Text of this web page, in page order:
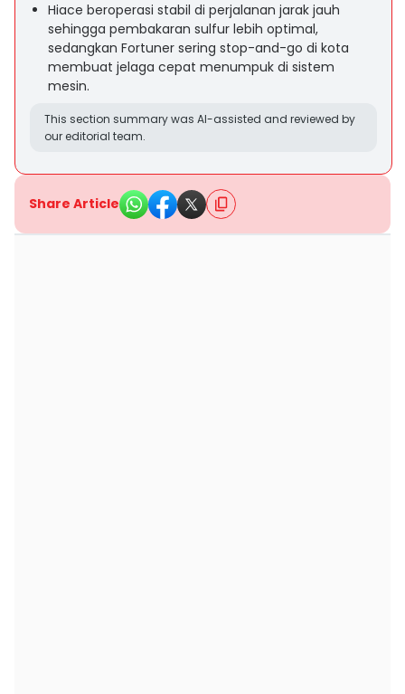
Hiace beroperasi stabil di perjalanan jarak jauh
sehingga pembakaran sulfur lebih optimal,
sedangkan Fortuner sering stop-and-go di kota
membuat jelaga cepat menumpuk di sistem
mesin.
This section summary was AI-assisted and reviewed by
our editorial team.
Share Article